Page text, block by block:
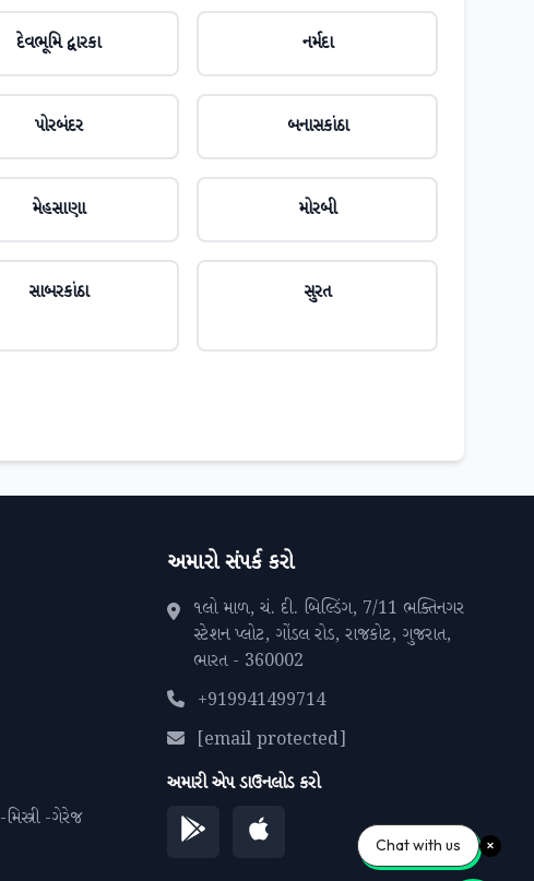
દેવભૂમિ દ્વારકા નર્મદા
પોરબંદર બનાસકાંઠા
મેહસાણા મોરબી
સાબરકાંઠા સુરત
-ગેરેજ
અમારો સંપર્ક કરો
૧લો માળ, ચં. દી. બિલ્ડિંગ, 7/11 ભક્તિનગર
સ્ટેશન પ્લોટ, ગોંડલ રોડ, રાજકોટ, ગુજરાત,
ભારત - 360002
+919941499714
[email protected]
અમારી એપ ડાઉનલોડ કરો
Chat with us